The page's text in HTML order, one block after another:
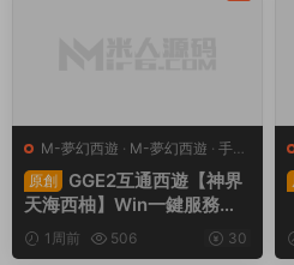
M-夢幻西遊 · M-夢幻西遊 · 手遊
服務端 · 端遊服務端
原創
GGE2互通西遊【神界
天海西柚】Win一鍵服務端
+安卓蘋果PC三端+内置GM
工具+全套源碼+視頻架設教
1周前 506 30